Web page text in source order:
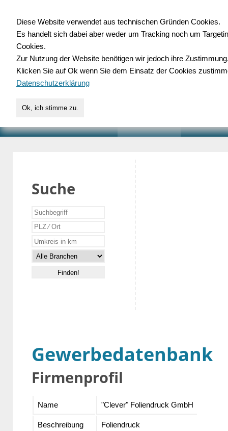
für Handwerk,
Suche
Gewerbedatenbank
Firmenprofil
Name "Clever" Foliendruck GmbH
Beschreibung Foliendruck
Diese Website verwendet aus technischen Gründen Cookies.
Es handelt sich dabei aber weder um Tracking noch um
Cookies.
Zur Nutzung der Website benötigen wir jedoch ihre
Klicken Sie auf Ok wenn Sie dem Einsatz der Cookies
Datenschutzerklärung
Ok, ich stimme zu.